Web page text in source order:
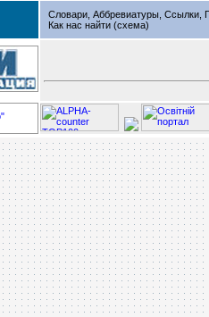
Словари, Аббревиатуры, Ссылки,
Как нас найти (схема)